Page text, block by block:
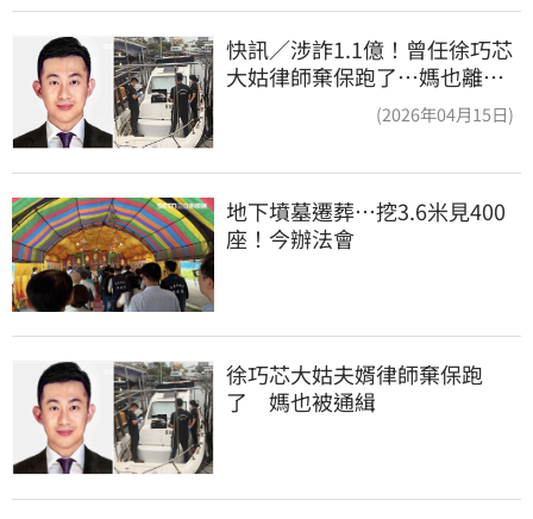
快訊／涉詐1.1億！曾任徐巧芯
大姑律師棄保跑了…媽也離
(2026年04月15日)
地下墳墓遷葬…挖3.6米見400
座！今辦法會
徐巧芯大姑夫婿律師棄保跑
了　媽也被通緝